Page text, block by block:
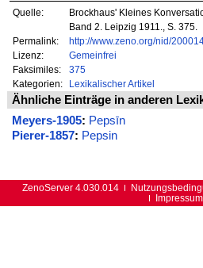
Quelle:
Brockhaus' Kleines
Band 2. Leipzig 1911., S. 375.
Permalink:
http://www.zeno.org/nid/
Lizenz:
Gemeinfrei
Faksimiles:
375
Kategorien:
Lexikalischer Artikel
Ähnliche Einträge in anderen
Meyers-1905: Pepsīn
Pierer-1857: Pepsin
ZenoServer 4.030.014
Impressum